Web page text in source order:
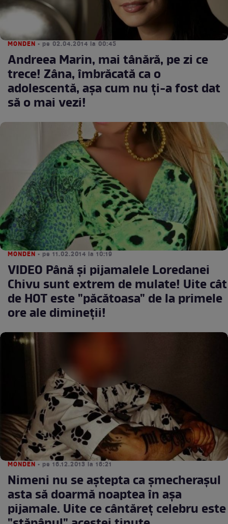
MONDEN • pe 02.04.2014 la 00:45
Andreea Marin, mai tânără, pe zi ce
trece! Zâna, îmbrăcată ca o
adolescentă, aşa cum nu ţi-a fost dat
să o mai vezi!
MONDEN • pe 11.02.2014 la 10:19
VIDEO Până şi pijamalele Loredanei
Chivu sunt extrem de mulate! Uite cât
de HOT este "păcătoasa" de la primele
ore ale dimineţii!
MONDEN • pe 16.12.2013 la 16:21
Nimeni nu se aştepta ca şmecheraşul
asta să doarmă noaptea în aşa
pijamale. Uite ce cântăreţ celebru este